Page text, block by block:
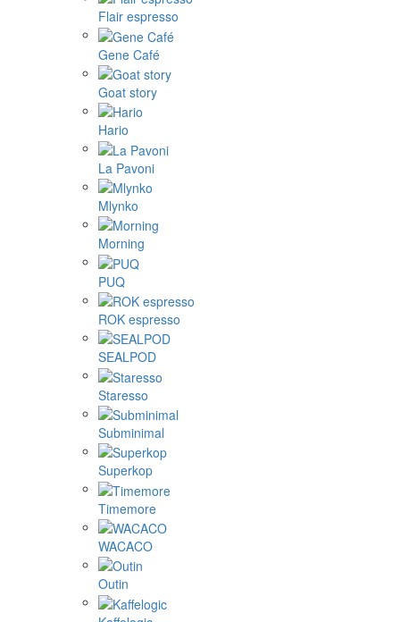
Flair espresso
Gene Café
Goat story
Hario
La Pavoni
Mlynko
Morning
PUQ
ROK espresso
SEALPOD
Staresso
Subminimal
Superkop
Timemore
WACACO
Outin